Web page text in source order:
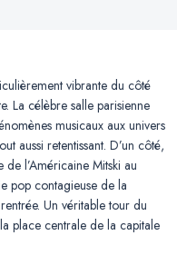
vibrante du côté
La célèbre salle parisienne
musicaux aux univers
aussi retentissant. D’un côté,
l’Américaine Mitski au
pop contagieuse de la
Un véritable tour du
place centrale de la capitale